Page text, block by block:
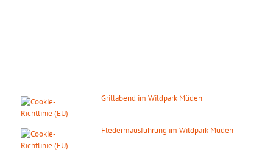
Grillabend im Wildpark Müden
Fledermausführung im Wildpark Müden